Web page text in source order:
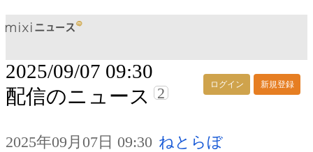
ログイン 新規登録
2025/09/07 09:30
配信のニュース
2
2025年09月07日 09:30 ねとらぼ